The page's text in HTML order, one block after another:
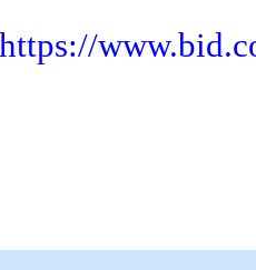
https://